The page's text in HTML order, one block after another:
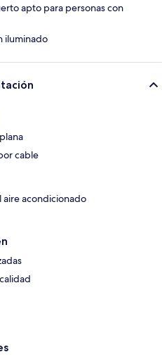
apto para personas con
iluminado
cable
acondicionado